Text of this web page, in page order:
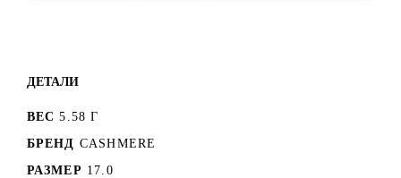
ДЕТАЛИ
ВЕС 5.58 Г
БРЕНД CASHMERE
РАЗМЕР 17.0